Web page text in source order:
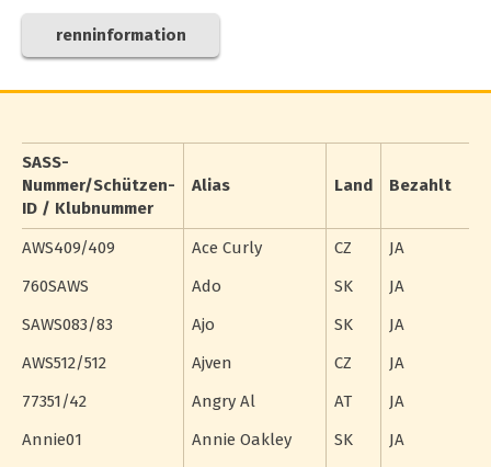
renninformation
SASS-
Nummer/Schützen-
ID / Klubnummer
Alias Land Bezahlt
AWS409/409 Ace Curly CZ
JA
760SAWS
Ado SK
JA
SAWS083/83
Ajo SK
JA
AWS512/512
Ajven CZ
JA
77351/42
Angry Al AT
JA
Annie01
Annie Oakley SK
JA